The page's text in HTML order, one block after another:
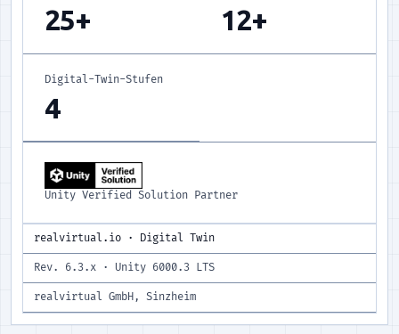
25+ 12+
Digital-Twin-Stufen
4
Unity Verified Solution Partner
realvirtual.io · Digital Twin
Rev. 6.3.x · Unity 6000.3 LTS
realvirtual GmbH, Sinzheim